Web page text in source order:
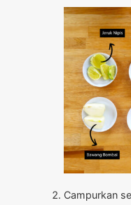
Campurkan